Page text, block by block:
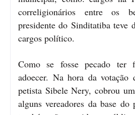
correligionários entre os
presidente do Sinditatiba teve
cargos político.
Como se fosse pecado
adoecer. Na hora da votação
petista Sibele Nery, cobrou
alguns vereadores da base